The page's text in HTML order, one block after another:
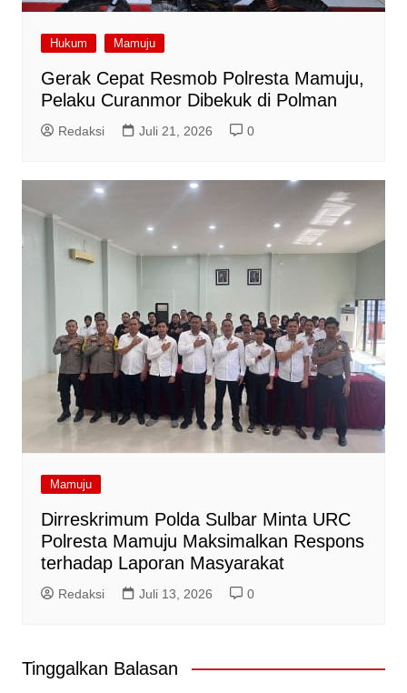
Hukum Mamuju
Gerak Cepat Resmob Polresta Mamuju,
Pelaku Curanmor Dibekuk di Polman
Redaksi Juli 21, 2026 0
Mamuju
Dirreskrimum Polda Sulbar Minta URC
Polresta Mamuju Maksimalkan Respons
terhadap Laporan Masyarakat
Redaksi Juli 13, 2026 0
Tinggalkan Balasan